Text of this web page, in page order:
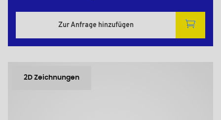
Zur Anfrage hinzufügen
2D Zeichnungen